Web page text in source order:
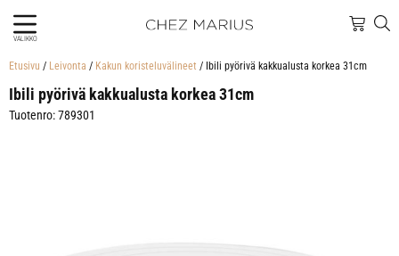
VALIKKO
Etusivu / Leivonta / Kakun koristeluvälineet / Ibili pyörivä kakkualusta korkea 31cm
Ibili pyörivä kakkualusta korkea 31cm
Tuotenro: 789301